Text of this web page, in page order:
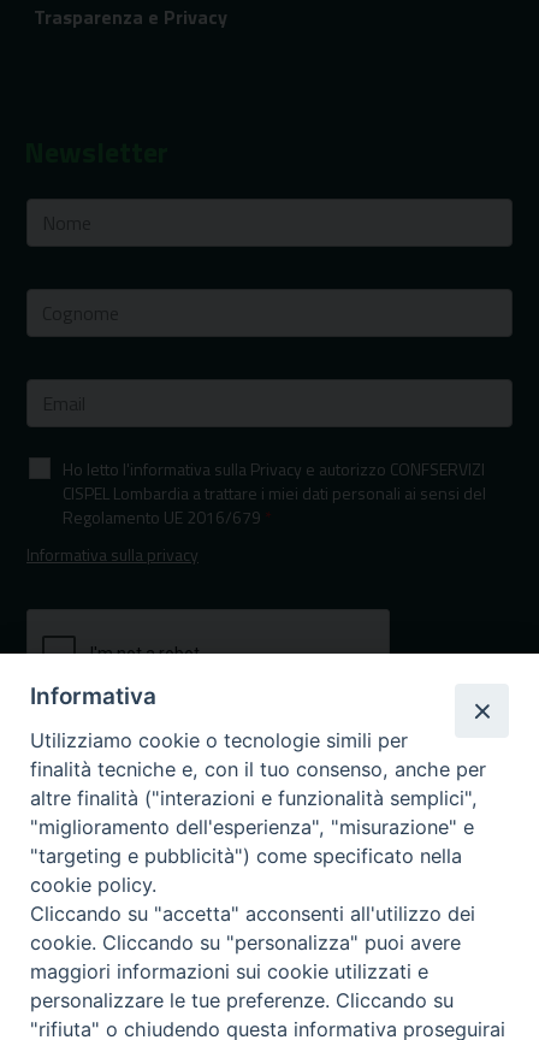
Trasparenza e Privacy
Ho letto l'informativa sulla Privacy e autorizzo CONFSERVIZI
CISPEL Lombardia a trattare i miei dati personali ai sensi del
Regolamento UE 2016/679 *
Informativa sulla privacy
I nostri canali social
Informativa
Utilizziamo cookie o tecnologie simili per
finalità tecniche e, con il tuo consenso, anche per
altre finalità ("interazioni e funzionalità semplici",
"miglioramento dell'esperienza", "misurazione" e
"targeting e pubblicità") come specificato nella
cookie policy.
Cliccando su "accetta" acconsenti all'utilizzo dei
cookie. Cliccando su "personalizza" puoi avere
maggiori informazioni sui cookie utilizzati e
personalizzare le tue preferenze. Cliccando su
"rifiuta" o chiudendo questa informativa proseguirai